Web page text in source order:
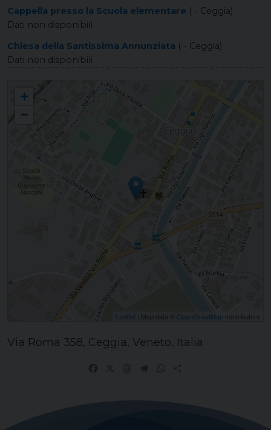
Cappella presso la Scuola elementare ( - Ceggia)
Dati non disponibili
Chiesa della Santissima Annunziata ( - Ceggia)
Dati non disponibili
CEGGIA San Vitale Martire
+
−
Leaflet | Map data © OpenStreetMap contributors
Via Roma 358, Ceggia, Veneto, Italia